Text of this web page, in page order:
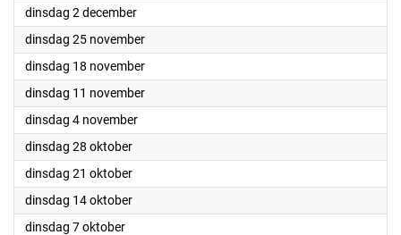
dinsdag 2 december2025
dinsdag 25 november2025
dinsdag 18 november2025
dinsdag 11 november2025
dinsdag 4 november2025
dinsdag 28 oktober2025
dinsdag 21 oktober2025
dinsdag 14 oktober2025
dinsdag 7 oktober2025